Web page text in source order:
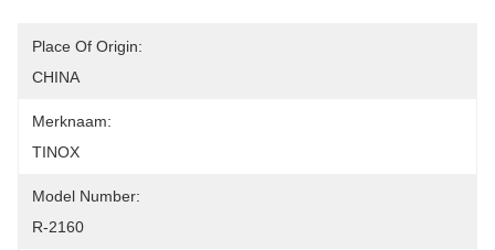
Place Of Origin:
CHINA
Merknaam:
TINOX
Model Number:
R-2160